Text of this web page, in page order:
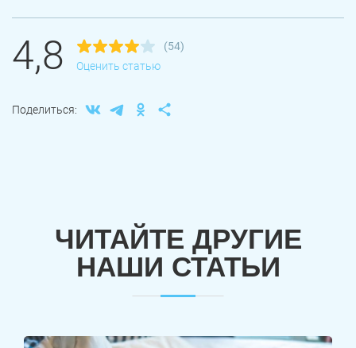
4,8
(54)
Оценить статью
Поделиться:
ЧИТАЙТЕ ДРУГИЕ
НАШИ СТАТЬИ